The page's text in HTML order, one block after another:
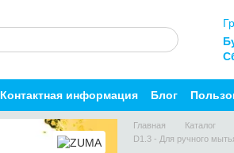
Контактная информация Блог
Главная Каталог
D1.3 - Для ручного